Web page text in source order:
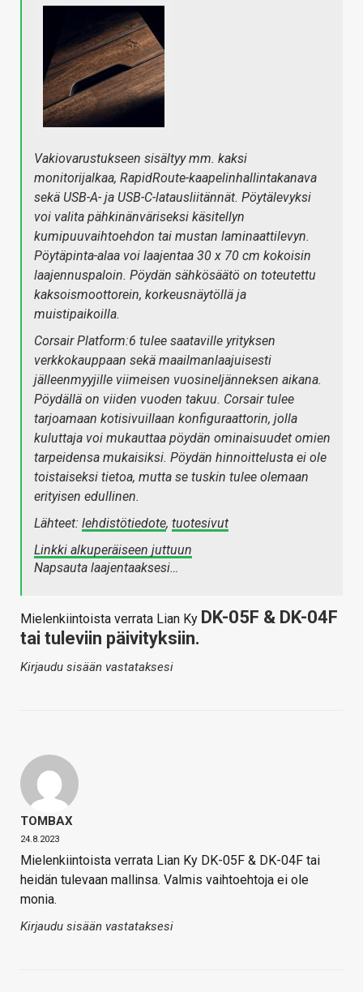
Vakiovarustukseen sisältyy mm. kaksi
monitorijalkaa, RapidRoute-kaapelinhallintakanava
sekä USB-A- ja USB-C-latausliitännät. Pöytälevyksi
voi valita pähkinänväriseksi käsitellyn
kumipuuvaihtoehdon tai mustan laminaattilevyn.
Pöytäpinta-alaa voi laajentaa 30 x 70 cm kokoisin
laajennuspaloin. Pöydän sähkösäätö on toteutettu
kaksoismoottorein, korkeusnäytöllä ja
muistipaikoilla.
Corsair Platform:6 tulee saataville yrityksen
verkkokauppaan sekä maailmanlaajuisesti
jälleenmyyjille viimeisen vuosineljänneksen aikana.
Pöydällä on viiden vuoden takuu. Corsair tulee
tarjoamaan kotisivuillaan konfiguraattorin, jolla
kuluttaja voi mukauttaa pöydän ominaisuudet omien
tarpeidensa mukaisiksi. Pöydän hinnoittelusta ei ole
toistaiseksi tietoa, mutta se tuskin tulee olemaan
erityisen edullinen.
Lähteet: lehdistötiedote, tuotesivut
Linkki alkuperäiseen juttuun
Napsauta laajentaaksesi…
Mielenkiintoista verrata Lian Ky DK-05F & DK-04F
tai tuleviin päivityksiin.
Kirjaudu sisään vastataksesi
TOMBAX
24.8.2023
Mielenkiintoista verrata Lian Ky DK-05F & DK-04F tai
heidän tulevaan mallinsa. Valmis vaihtoehtoja ei ole
monia.
Kirjaudu sisään vastataksesi